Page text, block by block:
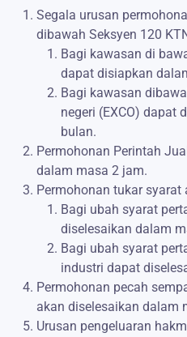
Segala urusan
dibawah Seksyen 120
Bagi kawasan di
dapat disiapkan
Bagi kawasan
negeri (EXCO) dapat
bulan.
Permohonan Perintah
dalam masa 2 jam.
Permohonan tukar syarat
Bagi ubah syarat
diselesaikan dalam
Bagi ubah syarat
industri dapat
Permohonan pecah
akan diselesaikan dalam
Urusan pengeluaran